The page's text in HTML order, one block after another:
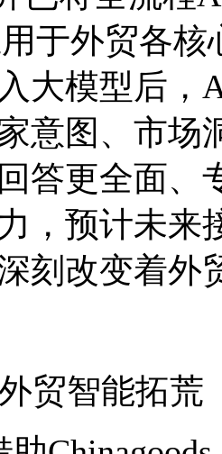
于外贸各
大模型后，
意图、市场
答更全面、
，预计未来
刻改变着外
贸智能拓荒